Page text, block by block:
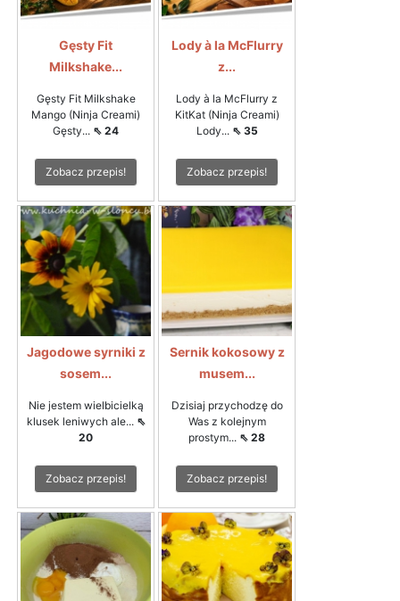
Gęsty Fit
Milkshake...
Gęsty Fit Milkshake
Mango (Ninja Creami)
Gęsty... ⇖ 24
Zobacz przepis!
Lody à la McFlurry
z...
Lody à la McFlurry z
KitKat (Ninja Creami)
Lody... ⇖ 35
Zobacz przepis!
Jagodowe syrniki z
sosem...
Nie jestem wielbicielką
klusek leniwych ale... ⇖
20
Zobacz przepis!
Sernik kokosowy z
musem...
Dzisiaj przychodzę do
Was z kolejnym
prostym... ⇖ 28
Zobacz przepis!